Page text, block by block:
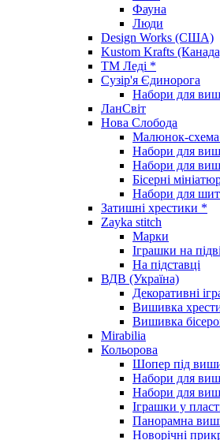
Фауна
Люди
Design Works (США)
Kustom Krafts
ТМ Леді *
Сузір'я Єдинорога
Набори для
ЛанСвіт
Нова Слобода
Малюнок-схема
Набори для
Набори для
Бісерні
Набори для
Затишні хрестики *
Zayka stitch
Марки
Іграшки на
На підставці
ВДВ (Україна)
Декоративні
Вишивка
Вишивка
Mirabilia
Кольорова
Шопер під
Набори для
Набори для
Іграшки у
Панорамна
Новорічні